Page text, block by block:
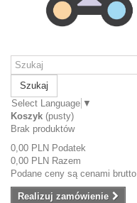
Szukaj
Select Language ▼
Koszyk (pusty)
Brak produktów
0,00 PLN Podatek
0,00 PLN Razem
Podane ceny są cenami brutto
Realizuj zamówienie